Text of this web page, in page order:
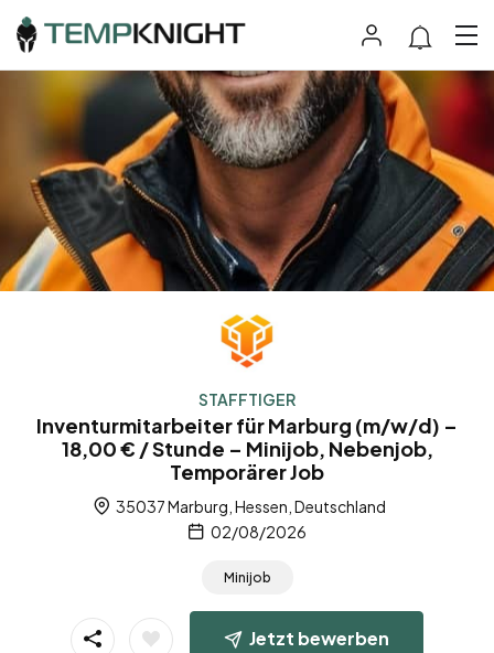
STAFFTIGER
Inventurmitarbeiter für Marburg (m/w/d) –
18,00 € / Stunde – Minijob, Nebenjob,
Temporärer Job
35037 Marburg, Hessen, Deutschland
02/08/2026
Minijob
Jetzt bewerben